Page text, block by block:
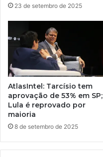
23 de setembro de 2025
AtlasIntel: Tarcísio tem
aprovação de 53% em SP;
Lula é reprovado por
maioria
8 de setembro de 2025